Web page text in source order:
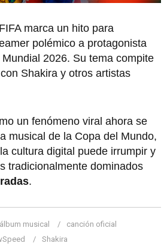
marca un hito para
polémico a protagonista
2026. Su tema compite
Shakira y otros artistas
un fenómeno viral ahora se
musical de la Copa del Mundo,
cultura digital puede irrumpir y
tradicionalmente dominados
.
álbum musical
canción oficial
Shakira